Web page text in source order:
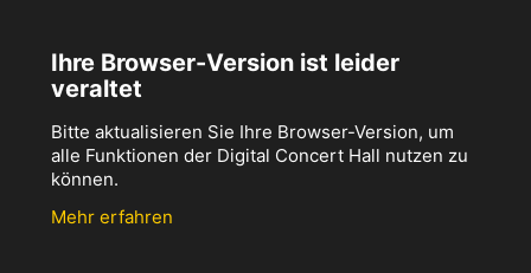
Ihre Browser-Version ist leider
veraltet
Bitte aktualisieren Sie Ihre Browser-Version, um
alle Funktionen der Digital Concert Hall nutzen zu
können.
Mehr erfahren